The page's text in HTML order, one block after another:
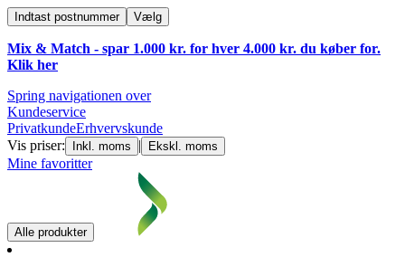
Indtast postnummer Vælg
Mix & Match - spar 1.000 kr. for hver 4.000 kr. du køber for.
Klik her
Spring navigationen over
Kundeservice
PrivatkundeErhvervskunde
Vis priser:
Inkl. moms | Ekskl. moms
Mine favoritter
Alle produkter